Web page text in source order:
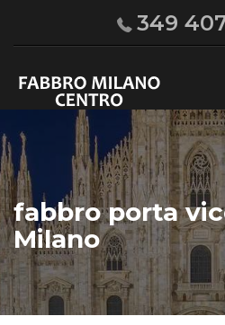
349
fabbro porta
Milano